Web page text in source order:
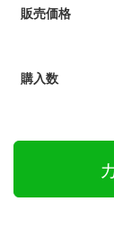
販売価格
購入数